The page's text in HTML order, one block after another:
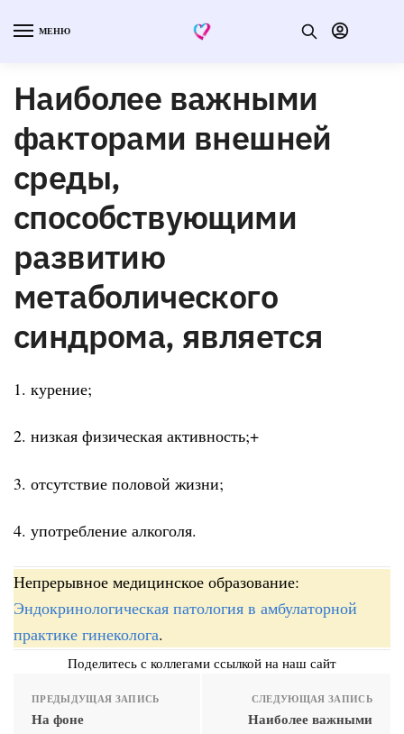
МЕНЮ
Наиболее важными
факторами внешней
среды,
способствующими
развитию
метаболического
синдрома, является
1. курение;
2. низкая физическая активность;+
3. отсутствие половой жизни;
4. употребление алкоголя.
Непрерывное медицинское образование:
Эндокринологическая патология в амбулаторной
практике гинеколога.
Поделитесь с коллегами ссылкой на наш сайт
ПРЕДЫДУЩАЯ ЗАПИСЬ
На фоне
СЛЕДУЮЩАЯ ЗАПИСЬ
Наиболее важными